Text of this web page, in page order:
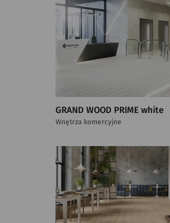
GRAND WOOD PRIME white
Wnętrza komercyjne